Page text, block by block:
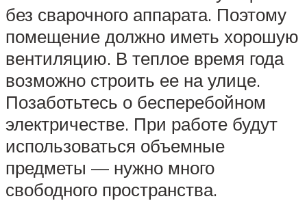
без сварочного аппарата. Поэтому
помещение должно иметь хорошую
вентиляцию. В теплое время года
возможно строить ее на улице.
Позаботьтесь о бесперебойном
электричестве. При работе будут
использоваться объемные
предметы — нужно много
свободного пространства.